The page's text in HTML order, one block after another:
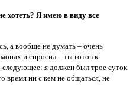
хотеть? Я имею в виду все
а вообще не думать – очень
и спросил – ты готов к
я должен был трое суток
время ни с кем не общаться, не